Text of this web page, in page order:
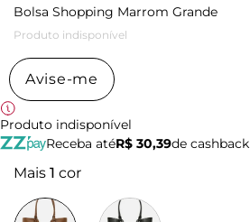
Bolsa Shopping Marrom Grande
Produto indisponível
Avise-me
Produto indisponível
Receba atéR$ 30,39de cashback
Mais 1 cor